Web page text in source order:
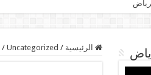
الرئيسية /
Uncategorized
/